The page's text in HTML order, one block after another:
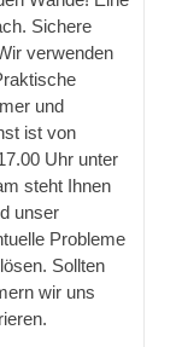
Sichere
verwenden
und
ist von
Uhr unter
steht Ihnen
unser
Probleme
Sollten
wir uns